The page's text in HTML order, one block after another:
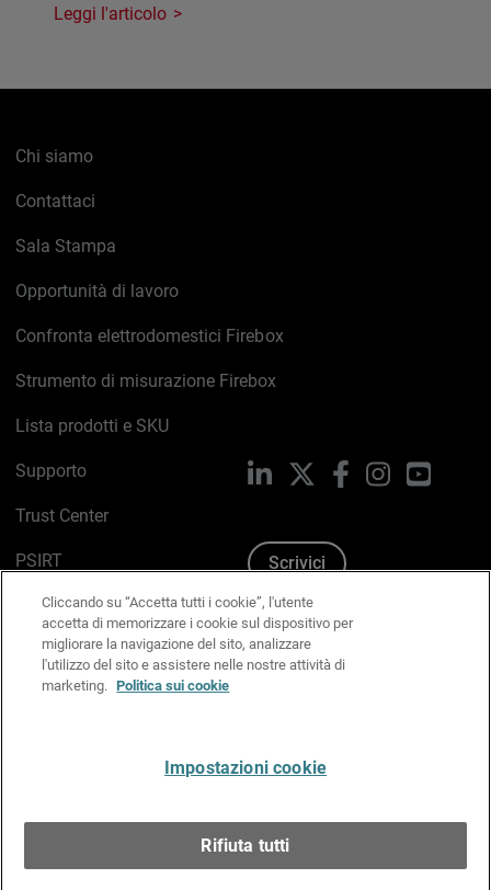
Leggi l'articolo
Chi siamo
Contattaci
Sala Stampa
Opportunità di lavoro
Confronta elettrodomestici Firebox
Strumento di misurazione Firebox
Lista prodotti e SKU
Supporto
Trust Center
PSIRT
Politica sui cookie
Informativa sulla privacy
Kit Media & Brand
LinkedIn FacebookInstagram
Scrivici
Cliccando su “Accetta tutti i cookie”, l'utente
accetta di memorizzare i cookie sul dispositivo per
migliorare la navigazione del sito, analizzare
l'utilizzo del sito e assistere nelle nostre attività di
marketing. Politica sui cookie
Impostazioni cookie
Rifiuta tutti